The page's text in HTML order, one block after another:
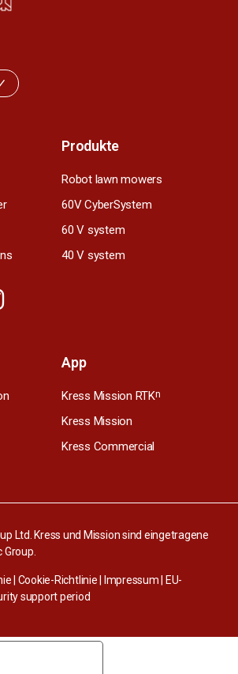
Produkte
Robot lawn mowers
60V CyberSystem
60 V system
40 V system
App
Kress Mission RTKn
Kress Mission
Kress Commercial
Ltd. Kress und Mission sind eingetragene
| Cookie-Richtlinie| Impressum| EU-
support period